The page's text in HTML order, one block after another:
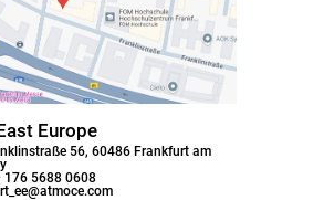
Europe
56, 60486 Frankfurt am
176 5688 0608